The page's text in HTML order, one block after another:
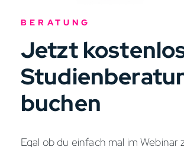
BERATUNG
Jetzt
buchen
Egal ob du einfach mal im Webinar